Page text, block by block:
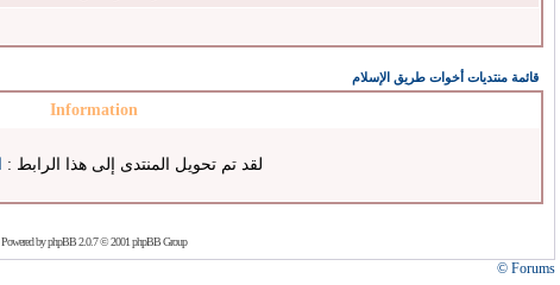
قائمة منتديات أخوات طريق الإسلام
Information
لقد تم تحويل المنتدى إلى هذا الرابط :
Powered byphpBB2.0.7 © 2001 phpBB Group
Forums ©